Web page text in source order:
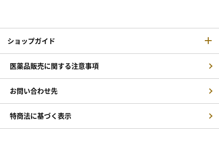
ショップガイド
医薬品販売に関する注意事項
お問い合わせ先
特商法に基づく表示